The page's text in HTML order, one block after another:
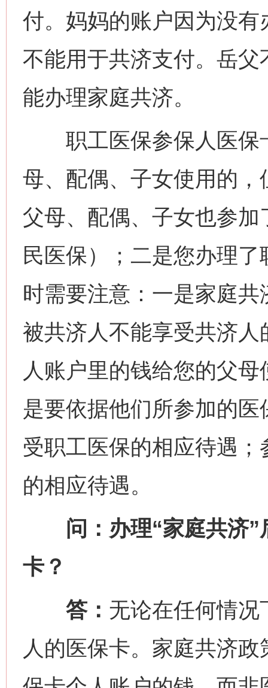
付。妈妈的账户因为没
不能用于共济支付。岳
能办理家庭共济。
职工医保参保人医保
母、配偶、子女使用的
父母、配偶、子女也参
民医保）；二是您办理
时需要注意：一是家庭
被共济人不能享受共济
人账户里的钱给您的父
是要依据他们所参加的
受职工医保的相应待遇
的相应待遇。
问：办理“家庭共济”
卡？
答： 无论在任何情
人的医保卡。家庭共济政